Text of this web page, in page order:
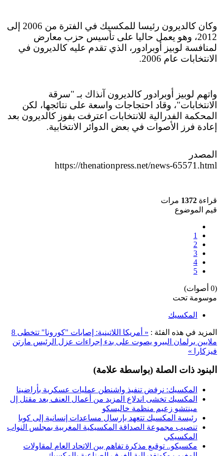
وكان كالديرون رئيسا للمكسيك في الفترة من 2006 إلى
2012، وهو يعمل حاليا على تأسيس حزب معارض
لمنافسة لوبيز أوبرادور، الذي تقدم عليه كالديرون في
الانتخابات عام 2006.
واتهم لوبيز أوبرادور كالديرون آنذاك بـ "سرقة
الانتخابات"، وقاد احتجاجات واسعة على نتائجها، لكن
المحكمة الفدرالية للانتخابات اعترفت بفوز كالديرون بعد
إعادة فرز الأصوات في بعض الدوائر الانتخابية.
المصدر
https://thenationpress.net/news-65571.html
قراءة 1372 مرات
قيم الموضوع
1
2
3
4
5
(0 أصوات)
موسومة تحت
المكسيك
المزيد في هذه الفئة :
« أمريكا اللاتينية: إصابات "كورونا" تتخطى 8
ملايين برلمان البيرو يصوت على بدء إجراءات عزل الرئيس مارتن
فيزكارا »
البنود ذات الصلة (بواسطة علامة)
المكسيك: نرفض تنفيذ واشنطن عمليات عسكرية بأراضينا
المكسيك تخشى اندلاع المزيد من أعمال العنف بعد مقتل إل
مينتشو زعيم منظمة خاليسكو
رئيسة المكسيك تتعهد بإرسال مساعدات إنسانية إلى كوبا
تنصيب مجموعة الصداقة المكسيكية المغربية بمجلس النواب
المكسيكي
مكسيكو.. توقيع مذكرة تفاهم بين الاتحاد العام لمقاولات